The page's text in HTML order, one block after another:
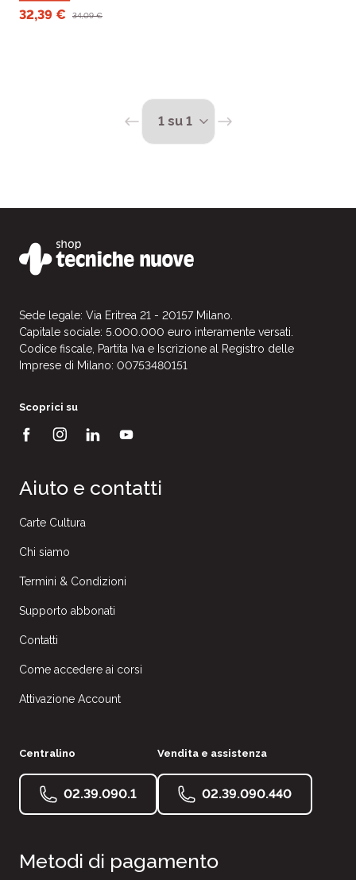
volume costituisce un vero e
proprio libro di testo per
32,39 €
34,09 €
Sede legale: Via Eritrea 21 - 20157 Milano.
Capitale sociale: 5.000.000 euro interamente versati.
Codice fiscale, Partita Iva e Iscrizione al Registro delle
Imprese di Milano: 00753480151
Scoprici su
Aiuto e contatti
Carte Cultura
Chi siamo
Termini & Condizioni
Supporto abbonati
Contatti
Come accedere ai corsi
Attivazione Account
Centralino
02.39.090.1
Vendita e assistenza
02.39.090.440
Metodi di pagamento